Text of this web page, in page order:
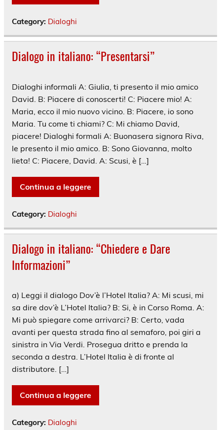
Category: Dialoghi
Dialogo in italiano: “Presentarsi”
Dialoghi informali A: Giulia, ti presento il mio amico
David. B: Piacere di conoscerti! C: Piacere mio! A:
Maria, ecco il mio nuovo vicino. B: Piacere, io sono
Maria. Tu come ti chiami? C: Mi chiamo David,
piacere! Dialoghi formali A: Buonasera signora Riva,
le presento il mio amico. B: Sono Giovanna, molto
lieta! C: Piacere, David. A: Scusi, è […]
Continua a leggere
Category: Dialoghi
Dialogo in italiano: “Chiedere e Dare
Informazioni”
a) Leggi il dialogo Dov’è l’Hotel Italia? A: Mi scusi, mi
sa dire dov’è L’Hotel Italia? B: Si, è in Corso Roma. A:
Mi può spiegare come arrivarci? B: Certo, vada
avanti per questa strada fino al semaforo, poi giri a
sinistra in Via Verdi. Prosegua dritto e prenda la
seconda a destra. L’Hotel Italia è di fronte al
distributore. […]
Continua a leggere
Category: Dialoghi